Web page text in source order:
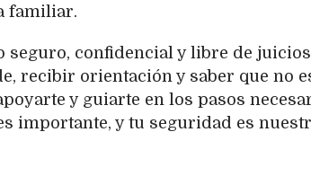
familiar.
seguro, confidencial y libre de
recibir orientación y saber que no
y guiarte en los pasos
importante, y tu seguridad es